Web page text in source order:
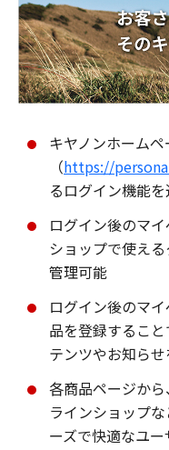
キヤノンホーム
（https://
るログイン機能
ログイン後のマ
ショップで使え
管理可能
ログイン後のマ
品を登録するこ
テンツやお知ら
各商品ページか
ラインショップ
ーズで快適なユ